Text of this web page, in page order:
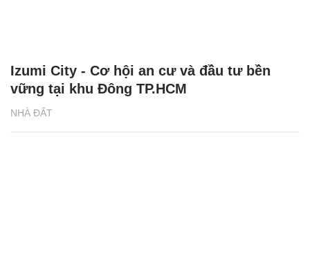
NHÀ ĐẤT
Izumi City - Cơ hội an cư và đầu tư bền
vững tại khu Đông TP.HCM